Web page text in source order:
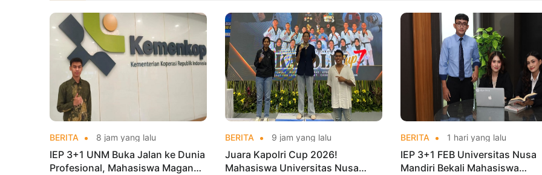
BERITA 8 jam yang lalu
IEP 3+1 UNM Buka Jalan ke Dunia
Profesional, Mahasiswa Magang
BERITA 9 jam yang lalu
Juara Kapolri Cup 2026!
Mahasiswa Universitas Nusa
BERITA 1 hari yang lalu
IEP 3+1 FEB Universitas Nusa
Mandiri Bekali Mahasiswa